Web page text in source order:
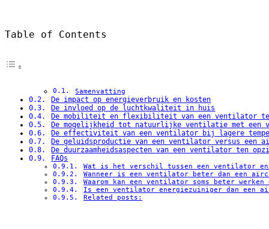
Table of Contents
Samenvatting
De impact op energieverbruik en kosten
De invloed op de luchtkwaliteit in huis
De mobiliteit en flexibiliteit van een ventilator
De mogelijkheid tot natuurlijke ventilatie met een
De effectiviteit van een ventilator bij lagere
De geluidsproductie van een ventilator versus een
De duurzaamheidsaspecten van een ventilator ten
FAQs
Wat is het verschil tussen een ventilator en
Wanneer is een ventilator beter dan een
Waarom kan een ventilator soms beter werken
Is een ventilator energiezuiniger dan een
Related posts: